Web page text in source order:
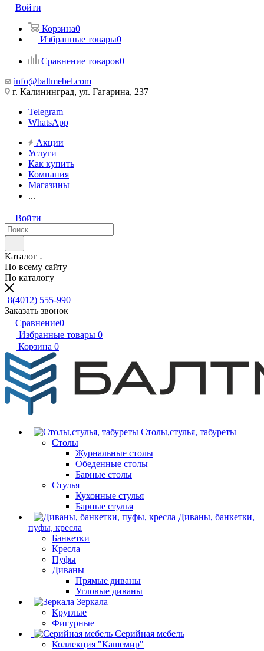
Войти
Корзина0
Избранные товары0
Сравнение товаров0
info@baltmebel.com
г. Калининград, ул. Гагарина, 237
Telegram
WhatsApp
Акции
Услуги
Как купить
Компания
Магазины
...
Войти
Каталог
По всему сайту
По каталогу
8(4012) 555-990
Заказать звонок
Сравнение0
Избранные товары 0
Корзина 0
Столы,стулья, табуреты
Столы
Журнальные столы
Обеденные столы
Барные столы
Стулья
Кухонные стулья
Барные стулья
Диваны, банкетки,
пуфы, кресла
Банкетки
Кресла
Пуфы
Диваны
Прямые диваны
Угловые диваны
Зеркала
Круглые
Фигурные
Серийная мебель
Коллекция "Кашемир"